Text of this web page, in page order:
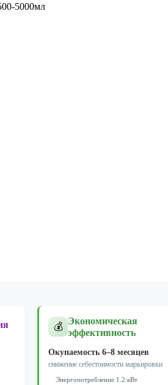
5000мл
💰
Экономическая
эффективность
Окупаемость 6–8 месяцев
снижение себестоимости маркировки
Энергопотребление 1.2 кВт